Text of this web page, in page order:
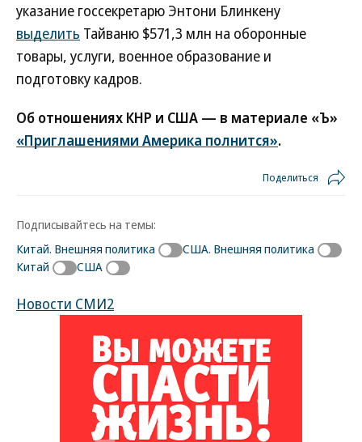
указание госсекретарю Энтони Блинкену
выделить Тайваню $571,3 млн на оборонные
товары, услуги, военное образование и
подготовку кадров.
Об отношениях КНР и США — в материале «Ъ»
«Приглашениями Америка полнится».
Поделиться
Подписывайтесь на темы:
Китай. Внешняя политика
США. Внешняя политика
Китай
США
Новости СМИ2